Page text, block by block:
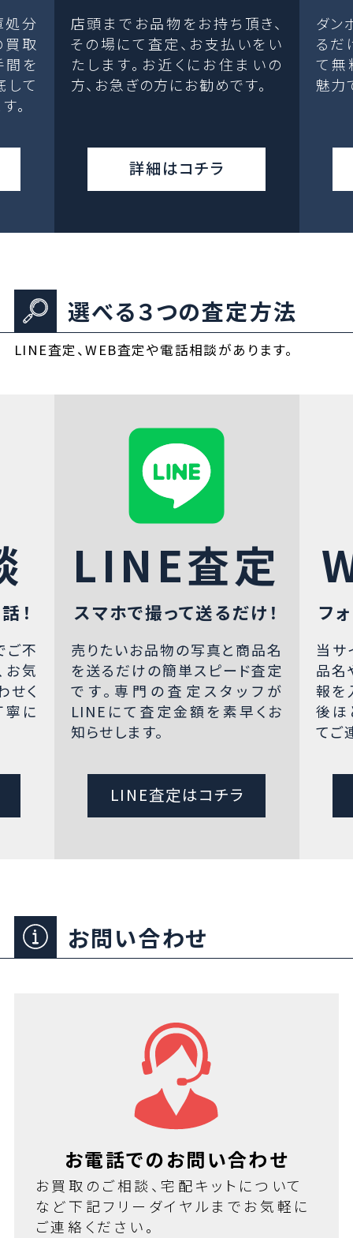
処分
取
間を
して
。
店頭までお品物をお持ち頂き、
その場にて査定、お支払いをい
たします。お近くにお住まいの
方、お急ぎの方にお勧めです。
詳細はコチラ
ダン
るだ
て無
魅力
選べる３つの査定方法
LINE査定、WEB査定や電話相談があります。
！
ご不
お気
せく
寧に
LINE査定
スマホで撮って送るだけ！
売りたいお品物の写真と商品名
を送るだけの簡単スピード査定
です。専門の査定スタッフが
LINEにて査定金額を素早くお
知らせします。
LINE査定はコチラ
フ
当サ
品名
報を
後ほ
てご
お問い合わせ
お電話でのお問い合わせ
お買取のご相談、宅配キットについて
など下記フリーダイヤルまでお気軽に
ご連絡ください。